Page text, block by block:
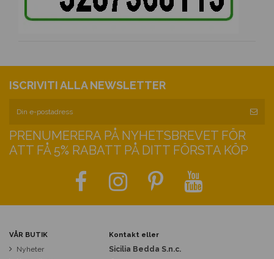
ISCRIVITI ALLA NEWSLETTER
PRENUMERERA PÅ NYHETSBREVET FÖR
ATT FÅ 5% RABATT PÅ DITT FÖRSTA KÖP
VÅR BUTIK
Nyheter
Kontakt eller
Sicilia Bedda S.n.c.